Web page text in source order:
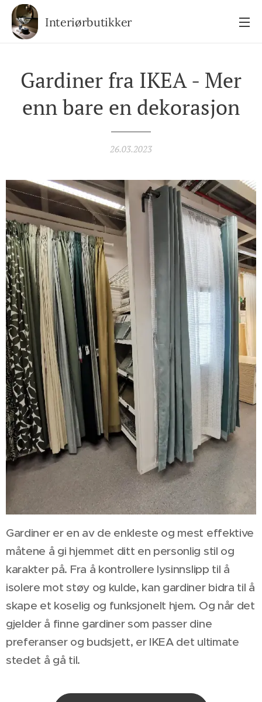
Interiørbutikker
Gardiner fra IKEA - Mer
enn bare en dekorasjon
26.03.2023
Gardiner er en av de enkleste og mest effektive
måtene å gi hjemmet ditt en personlig stil og
karakter på. Fra å kontrollere lysinnslipp til å
isolere mot støy og kulde, kan gardiner bidra til å
skape et koselig og funksjonelt hjem. Og når det
gjelder å finne gardiner som passer dine
preferanser og budsjett, er IKEA det ultimate
stedet å gå til.